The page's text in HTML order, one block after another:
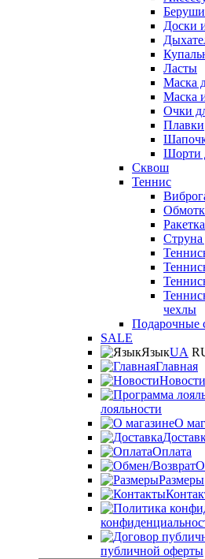
Доски
Ласты
Маска
Маска
Очки
Плавки
Шорти
Сквош
Теннис
Струна
чехлы
Подарочные
SALE
ЯзыкUA
Главная
Новости
лояльности
О
Оплата
Размеры
публичной оферты